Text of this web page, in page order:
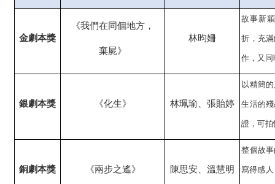
金劇本獎
《我們在同個地方，
棄屍》
林昀姍
故事新
折，充
作，又
銀劇本獎 《化生》 林珮瑜、張貽婷
以精簡
生活的
證，可
銅劇本獎 《兩步之遙》 陳思安、溫慧明
整個故
寫得感